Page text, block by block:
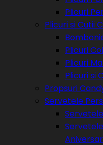
Plicuri
Plicuri si Cutii
Plicuri
Plicuri
Plicuri si
Propsuri
Servetele